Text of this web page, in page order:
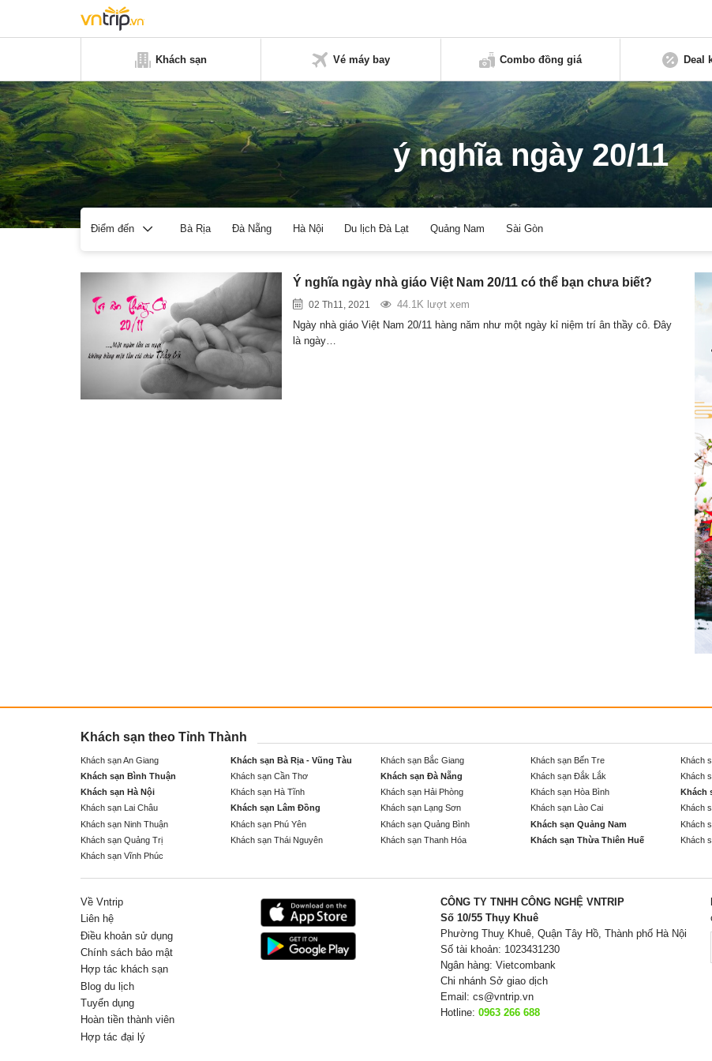
Khách sạn Vé máy bay Combo đồng giá Deal
ý nghĩa ngày 20/11
Điểm đến Bà Rịa Đà Nẵng Hà Nội Du lịch Đà Lạt Quảng Nam Sài Gòn
Ý nghĩa ngày nhà giáo Việt Nam 20/11 có thể bạn chưa biết?
02 Th11, 2021
44.1K lượt xem
Ngày nhà giáo Việt Nam 20/11 hàng năm như một ngày kỉ niệm trí ân thầy cô. Đây
là ngày…
Khách sạn theo Tỉnh Thành
Khách sạn An Giang Khách sạn Bà Rịa - Vũng Tàu Khách sạn Bắc Giang Khách sạn Bến Tre Khách
Khách sạn Bình Thuận
Khách sạn Cần Thơ Khách sạn Đà Nẵng Khách sạn Đắk Lắk Khách
Khách sạn Hà Nội
Khách sạn Hà Tĩnh Khách sạn Hải Phòng Khách sạn Hòa Bình Khách
Khách sạn Lai Châu
Khách sạn Lâm Đồng Khách sạn Lạng Sơn Khách sạn Lào Cai Khách
Khách sạn Ninh Thuận
Khách sạn Phú Yên Khách sạn Quảng Bình Khách sạn Quảng Nam Khách
Khách sạn Quảng Trị
Khách sạn Thái Nguyên Khách sạn Thanh Hóa Khách sạn Thừa Thiên Huế Khách
Khách sạn Vĩnh Phúc
Về Vntrip
Liên hệ
Điều khoản sử dụng
Chính sách bảo mật
Hợp tác khách sạn
Blog du lịch
Tuyển dụng
Hoàn tiền thành viên
Hợp tác đại lý
CÔNG TY TNHH CÔNG NGHỆ VNTRIP
Số 10/55 Thụy Khuê
Phường Thuỵ Khuê, Quận Tây Hồ, Thành phố Hà Nội
Số tài khoản: 1023431230
Ngân hàng: Vietcombank
Chi nhánh Sở giao dịch
Email: cs@vntrip.vn
Hotline: 0963 266 688